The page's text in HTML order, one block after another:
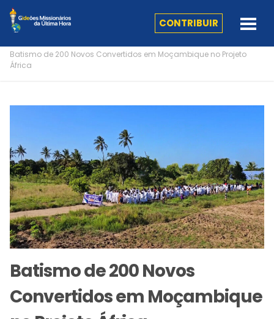
CONTRIBUIR
Batismo de 200 Novos Convertidos em Moçambique no Projeto
África
Batismo de 200 Novos
Convertidos em Moçambique